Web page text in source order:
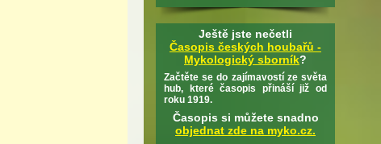
Ještě jste nečetli
Časopis českých houbařů -
Mykologický sborník?
Začtěte se do zajímavostí ze světa
hub, které časopis přináší již od
roku 1919.
Časopis si můžete snadno
objednat zde na myko.cz.